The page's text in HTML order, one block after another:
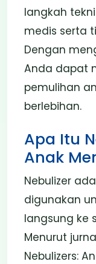
langkah
medis serta
Dengan
Anda dapat
pemulihan
berlebihan.
Apa Itu
Anak
Nebulizer
digunakan
langsung ke
Menurut
Nebulizers: